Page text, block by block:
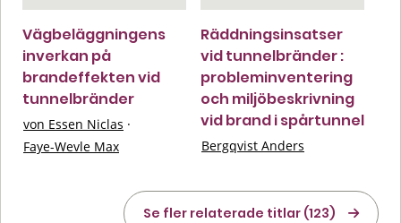
Vägbeläggningens
inverkan på
brandeffekten vid
tunnelbränder
von Essen Niclas ·
Faye-Wevle Max
Räddningsinsatser
vid tunnelbränder :
probleminventering
och miljöbeskrivning
vid brand i spårtunnel
Bergqvist Anders
Se fler relaterade titlar (123)